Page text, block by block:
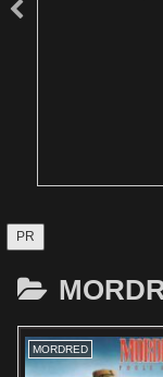
PR
MORDRED